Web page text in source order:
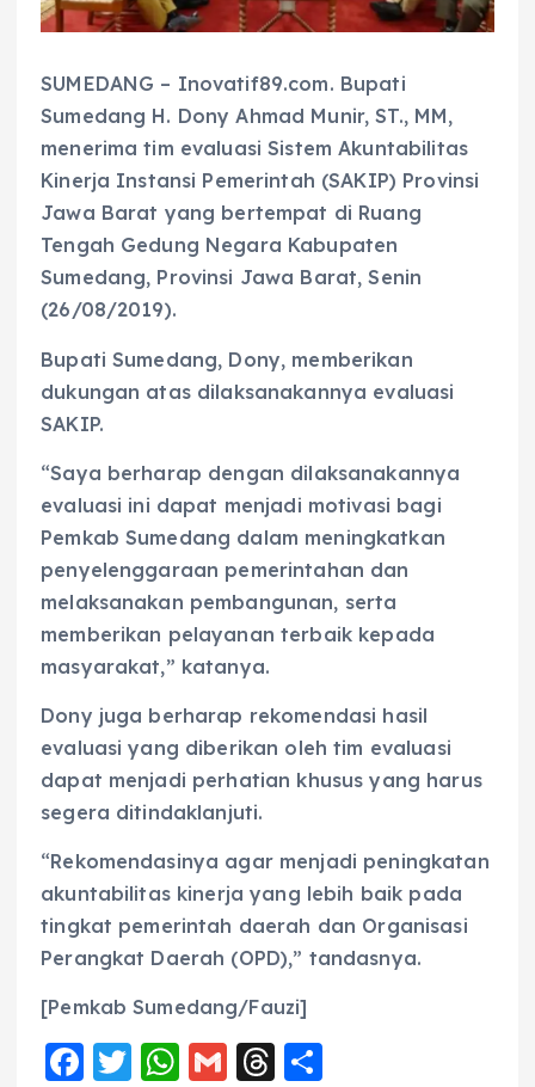
SUMEDANG – Inovatif89.com. Bupati
Sumedang H. Dony Ahmad Munir, ST., MM,
menerima tim evaluasi Sistem Akuntabilitas
Kinerja Instansi Pemerintah (SAKIP) Provinsi
Jawa Barat yang bertempat di Ruang
Tengah Gedung Negara Kabupaten
Sumedang, Provinsi Jawa Barat, Senin
(26/08/2019).
Bupati Sumedang, Dony, memberikan
dukungan atas dilaksanakannya evaluasi
SAKIP.
“Saya berharap dengan dilaksanakannya
evaluasi ini dapat menjadi motivasi bagi
Pemkab Sumedang dalam meningkatkan
penyelenggaraan pemerintahan dan
melaksanakan pembangunan, serta
memberikan pelayanan terbaik kepada
masyarakat,” katanya.
Dony juga berharap rekomendasi hasil
evaluasi yang diberikan oleh tim evaluasi
dapat menjadi perhatian khusus yang harus
segera ditindaklanjuti.
“Rekomendasinya agar menjadi peningkatan
akuntabilitas kinerja yang lebih baik pada
tingkat pemerintah daerah dan Organisasi
Perangkat Daerah (OPD),” tandasnya.
[Pemkab Sumedang/Fauzi]
F
T
W G T